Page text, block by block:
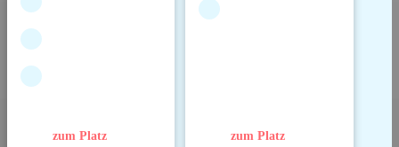
zum Platz zum Platz